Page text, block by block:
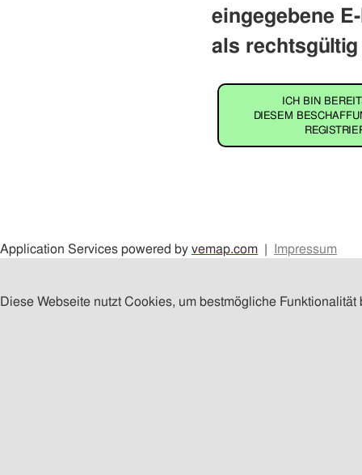
eingegebene
als
ICH BIN
DIESEM
Application Services powered byvemap.com | Impressum
Diese Webseite nutzt Cookies, um bestmögliche